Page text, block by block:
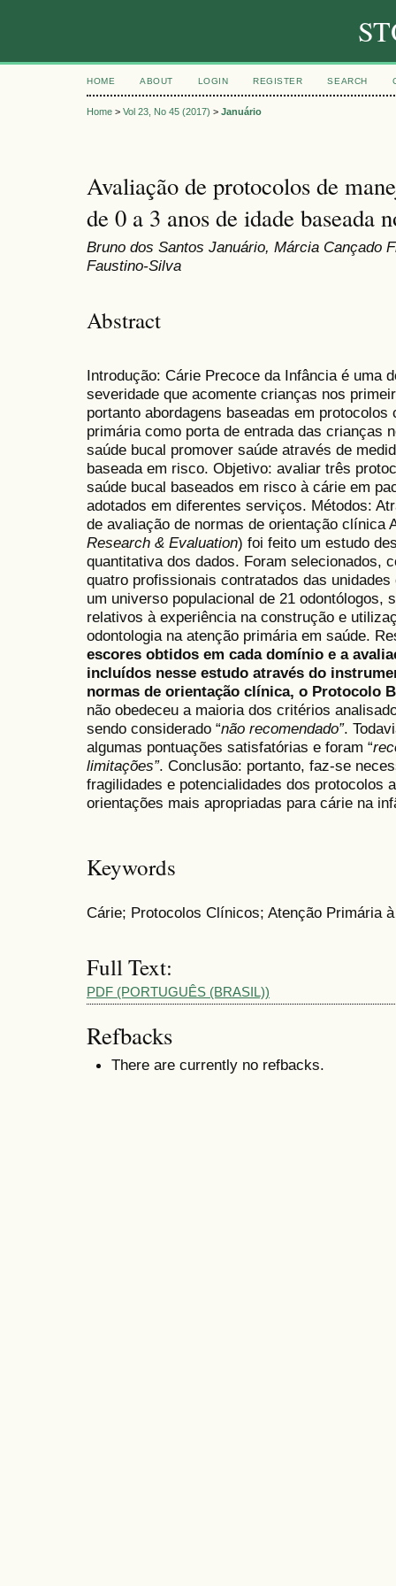
HOME ABOUT LOGIN REGISTER SEARCH
Home > Vol 23, No 45 (2017) > Januário
Avaliação de protocolos de
de 0 a 3 anos de idade baseada
Bruno dos Santos Januário, Márcia Cançado
Faustino-Silva
Abstract
Introdução: Cárie Precoce da Infância é uma
severidade que acomente crianças nos
portanto abordagens baseadas em
primária como porta de entrada das crianças
saúde bucal promover saúde através de
baseada em risco. Objetivo: avaliar três
saúde bucal baseados em risco à cárie em
adotados em diferentes serviços. Métodos:
de avaliação de normas de orientação clínica
Research & Evaluation) foi feito um estudo
quantitativa dos dados. Foram selecionados,
quatro profissionais contratados das
um universo populacional de 21 odontólogos,
relativos à experiência na construção e
odontologia na atenção primária em saúde.
escores obtidos em cada domínio e a
incluídos nesse estudo através do
normas de orientação clínica, o Protocolo B
não obedeceu a maioria dos critérios
sendo considerado “não recomendado”.
algumas pontuações satisfatórias e foram “
limitações”. Conclusão: portanto, faz-se
fragilidades e potencialidades dos protocolos
orientações mais apropriadas para cárie na
Keywords
Cárie; Protocolos Clínicos; Atenção Primária
Full Text:
PDF (PORTUGUÊS (BRASIL))
Refbacks
There are currently no refbacks.